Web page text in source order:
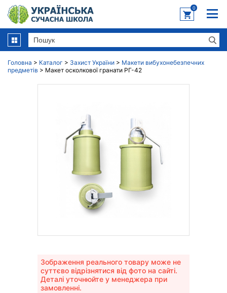
0
Головна > Каталог > Захист України > Макети вибухонебезпечних
предметів > Макет осколкової гранати РГ-42
Зображення реального товару може не
суттєво відрізнятися від фото на сайті.
Деталі уточнюйте у менеджера при
замовленні.